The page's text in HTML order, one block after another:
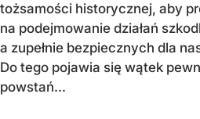
tożsamości historycznej, aby
na podejmowanie działań
a zupełnie bezpiecznych dla
Do tego pojawia się wątek
powstań...